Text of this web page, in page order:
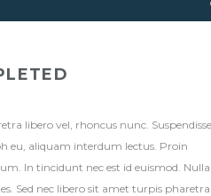
libero vel, rhoncus nunc. Suspendisse
eu, aliquam interdum lectus. Proin
In tincidunt nec est id euismod.
Sed nec libero sit amet turpis pharetra